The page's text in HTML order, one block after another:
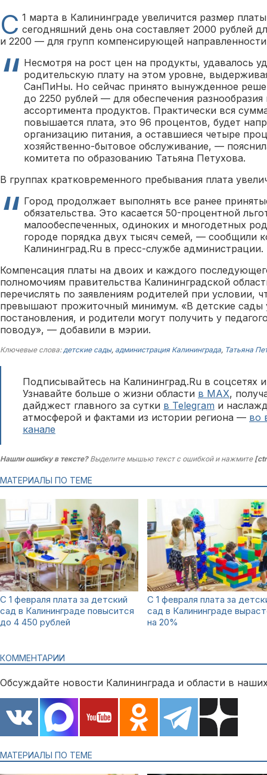
С 1 марта в Калининграде увеличится размер
сегодняшний день она составляет 2000 рублей
и 2200 — для групп компенсирующей
Несмотря на рост цен на продукты, удавалось
родительскую плату на этом уровне,
СанПиНы. Но сейчас принято вынужденное
до 2250 рублей — для обеспечения
ассортимента продуктов. Практически вся
повышается плата, это 96 процентов, будет
организацию питания, а оставшиеся четыре
хозяйственно-бытовое обслуживание, —
комитета по образованию Татьяна Петухова.
В группах кратковременного пребывания плата
Город продолжает выполнять все ранее
обязательства. Это касается 50-процентной
малообеспеченных, одиноких и многодетных
городе порядка двух тысяч семей, — сообщили
Калининград.Ru в пресс-службе администрации.
Компенсация платы на двоих и каждого
полномочиям правительства Калининградской
перечислять по заявлениям родителей при условии,
превышают прожиточный минимум. «В детские сады
постановления, и родители могут получить у
поводу», — добавили в мэрии.
Ключевые слова:детские сады, администрация Калининграда, Татьяна
Подписывайтесь на Калининград.Ru в соцсетях
Узнавайте больше о жизни области в MAX,
дайджест главного за сутки в Telegram и
атмосферой и фактами из истории региона — во
канале
Нашли ошибку в тексте?Выделите мышью текст с ошибкой и нажмите
МАТЕРИАЛЫ ПО ТЕМЕ
С 1 февраля плата за детский
сад в Калининграде повысится
до 4 450 рублей
С 1 февраля плата за
сад в Калининграде
на 20%
КОММЕНТАРИИ
Обсуждайте новости Калининграда и области в
МАТЕРИАЛЫ ПО ТЕМЕ